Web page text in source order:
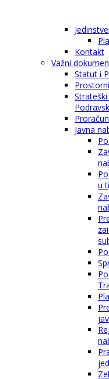
Kontakt
Važni
Statut i
Proračun
Javna
u